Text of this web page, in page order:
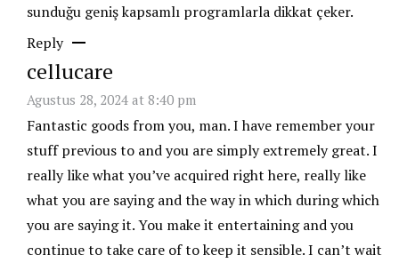
sunduğu geniş kapsamlı programlarla dikkat çeker.
Reply
cellucare
Agustus 28, 2024 at 8:40 pm
Fantastic goods from you, man. I have remember your
stuff previous to and you are simply extremely great. I
really like what you’ve acquired right here, really like
what you are saying and the way in which during which
you are saying it. You make it entertaining and you
continue to take care of to keep it sensible. I can’t wait